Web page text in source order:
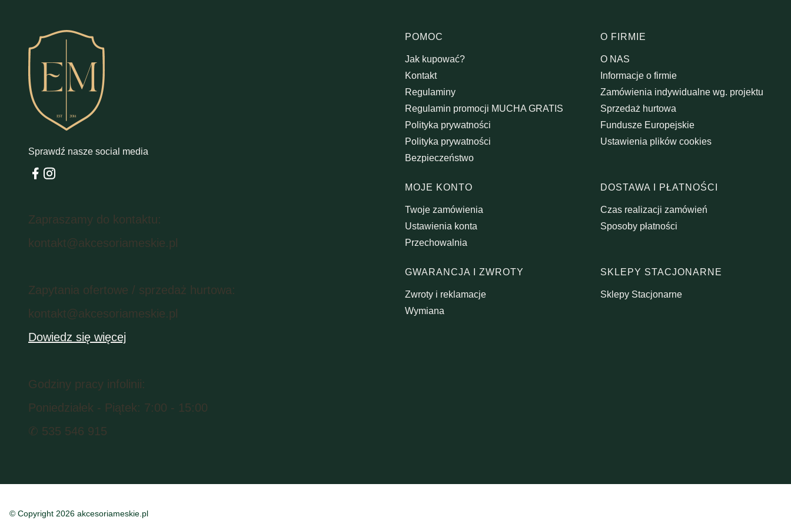
Sprawdź nasze social media
Zapraszamy do kontaktu:
kontakt@akcesoriameskie.pl
Zapytania ofertowe / sprzedaż hurtowa:
kontakt@akcesoriameskie.pl
Dowiedz się więcej
Godziny pracy infolinii:
Poniedziałek - Piątek: 7:00 - 15:00
✆ 535 546 915
Linki w stopce
POMOC
Jak kupować?
Kontakt
Regulaminy
Regulamin promocji MUCHA GRATIS
Polityka prywatności
Polityka prywatności
Bezpieczeństwo
O FIRMIE
O NAS
Informacje o firmie
Zamówienia indywidualne wg. projektu
Sprzedaż hurtowa
Fundusze Europejskie
Ustawienia plików cookies
MOJE KONTO
Twoje zamówienia
Ustawienia konta
Przechowalnia
DOSTAWA I PŁATNOŚCI
Czas realizacji zamówień
Sposoby płatności
GWARANCJA I ZWROTY
Zwroty i reklamacje
Wymiana
SKLEPY STACJONARNE
Sklepy Stacjonarne
© Copyright 2026 akcesoriameskie.pl